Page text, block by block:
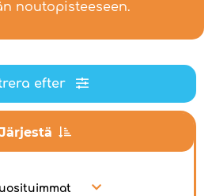
noutopisteeseen.
efter
Järjestä